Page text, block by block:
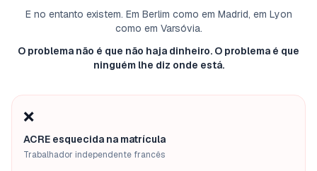
E no entanto existem. Em Berlim como em Madrid, em Lyon
como em Varsóvia.
O problema não é que não haja dinheiro. O problema é que
ninguém lhe diz onde está.
❌
ACRE esquecida na matrícula
Trabalhador independente francês